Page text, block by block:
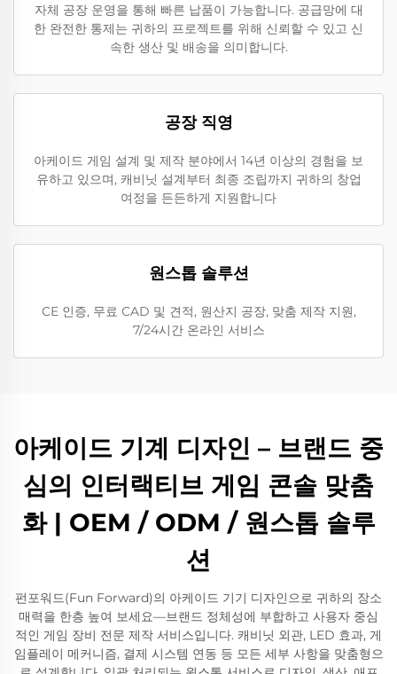
자체 공장 운영을 통해 빠른 납품이 가능합니다. 공급망에 대
한 완전한 통제는 귀하의 프로젝트를 위해 신뢰할 수 있고 신
속한 생산 및 배송을 의미합니다.
공장 직영
아케이드 게임 설계 및 제작 분야에서 14년 이상의 경험을 보
유하고 있으며, 캐비닛 설계부터 최종 조립까지 귀하의 창업
여정을 든든하게 지원합니다
원스톱 솔루션
CE 인증, 무료 CAD 및 견적, 원산지 공장, 맞춤 제작 지원,
7/24시간 온라인 서비스
아케이드 기계 디자인 – 브랜드 중
심의 인터랙티브 게임 콘솔 맞춤
화 | OEM / ODM / 원스톱 솔루
션
펀포워드(Fun Forward)의 아케이드 기기 디자인으로 귀하의 장소
매력을 한층 높여 보세요—브랜드 정체성에 부합하고 사용자 중심
적인 게임 장비 전문 제작 서비스입니다. 캐비닛 외관, LED 효과, 게
임플레이 메커니즘, 결제 시스템 연동 등 모든 세부 사항을 맞춤형으